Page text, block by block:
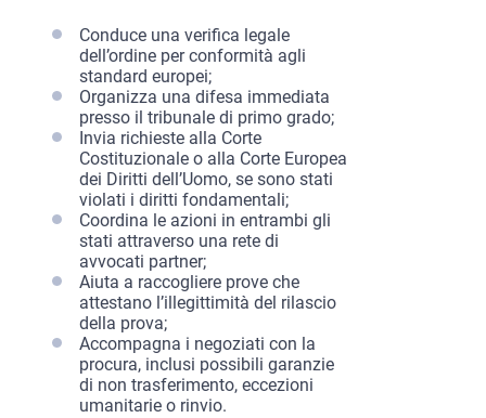
Conduce una verifica legale
dell’ordine per conformità agli
standard europei;
Organizza una difesa immediata
presso il tribunale di primo grado;
Invia richieste alla Corte
Costituzionale o alla Corte Europea
dei Diritti dell’Uomo, se sono stati
violati i diritti fondamentali;
Coordina le azioni in entrambi gli
stati attraverso una rete di
avvocati partner;
Aiuta a raccogliere prove che
attestano l’illegittimità del rilascio
della prova;
Accompagna i negoziati con la
procura, inclusi possibili garanzie
di non trasferimento, eccezioni
umanitarie o rinvio.